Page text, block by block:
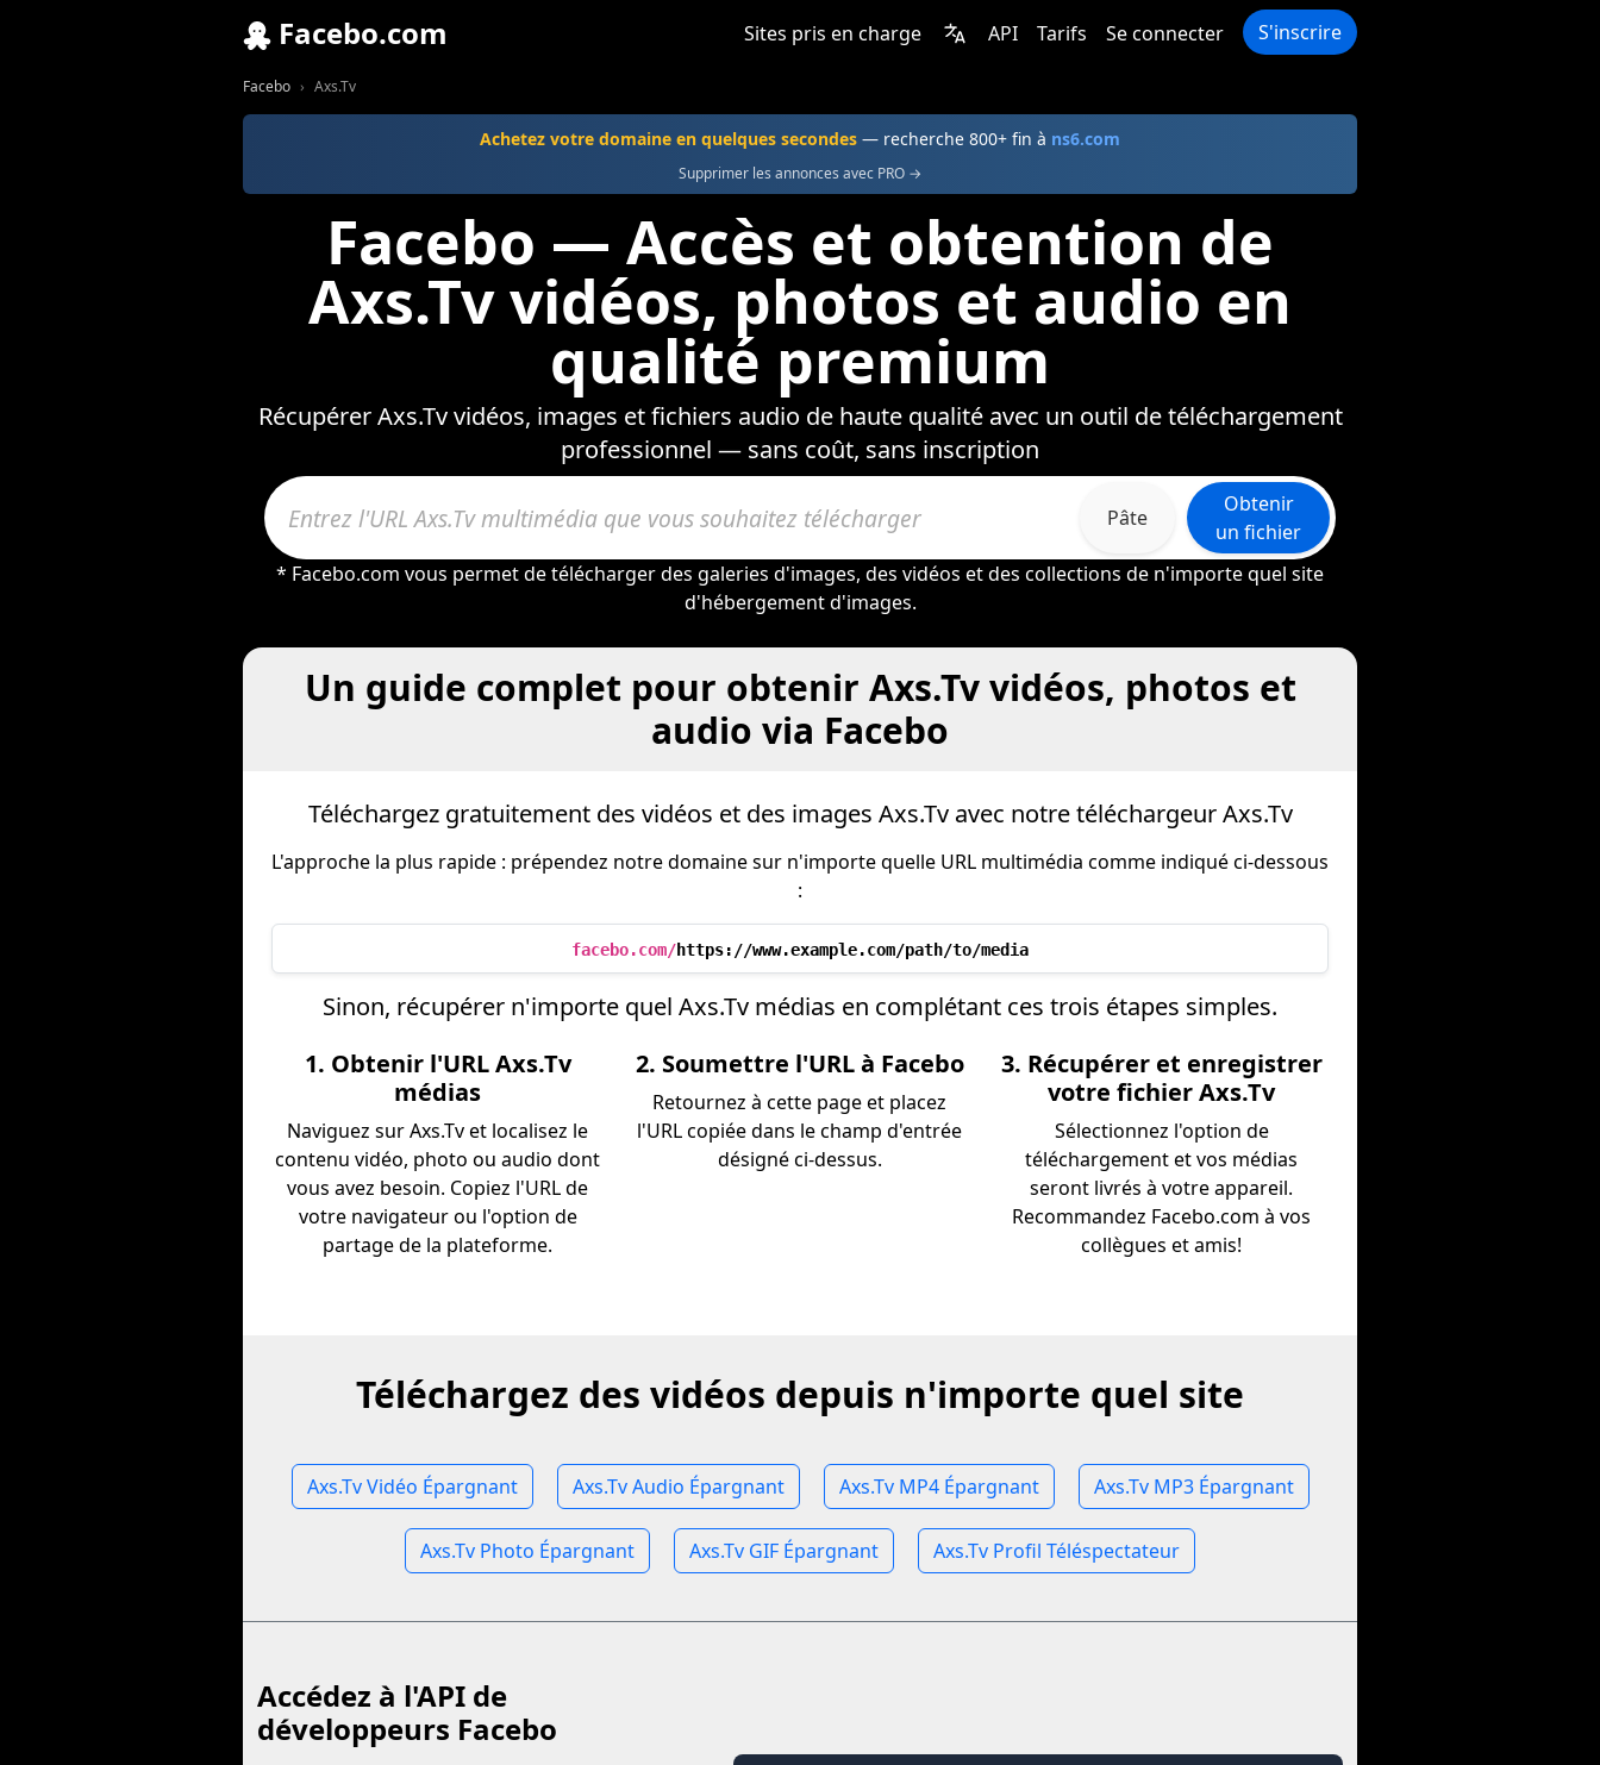
Facebo.com Sites pris en charge API Tarifs Se connecter S'inscrire
Facebo Axs.Tv
Achetez votre domaine en quelques secondes — recherche 800+ fin à ns6.com
Supprimer les annonces avec PRO →
Facebo — Accès et obtention de
Axs.Tv vidéos, photos et audio en
qualité premium
Récupérer Axs.Tv vidéos, images et fichiers audio de haute qualité avec un outil de téléchargement
professionnel — sans coût, sans inscription
Pâte
Obtenir
un fichier
* Facebo.com vous permet de télécharger des galeries d'images, des vidéos et des collections de n'importe quel site
d'hébergement d'images.
Un guide complet pour obtenir Axs.Tv vidéos, photos et
audio via Facebo
Téléchargez gratuitement des vidéos et des images Axs.Tv avec notre téléchargeur Axs.Tv
L'approche la plus rapide : prépendez notre domaine sur n'importe quelle URL multimédia comme indiqué ci-dessous
:
facebo.com/https://www.example.com/path/to/media
Sinon, récupérer n'importe quel Axs.Tv médias en complétant ces trois étapes simples.
1. Obtenir l'URL Axs.Tv
médias
Naviguez sur Axs.Tv et localisez le
contenu vidéo, photo ou audio dont
vous avez besoin. Copiez l'URL de
votre navigateur ou l'option de
partage de la plateforme.
2. Soumettre l'URL à Facebo
Retournez à cette page et placez
l'URL copiée dans le champ d'entrée
désigné ci-dessus.
3. Récupérer et enregistrer
votre fichier Axs.Tv
Sélectionnez l'option de
téléchargement et vos médias
seront livrés à votre appareil.
Recommandez Facebo.com à vos
collègues et amis!
Téléchargez des vidéos depuis n'importe quel site
Axs.Tv Vidéo Épargnant Axs.Tv Audio Épargnant Axs.Tv MP4 Épargnant Axs.Tv MP3 Épargnant
Axs.Tv Photo Épargnant Axs.Tv GIF Épargnant Axs.Tv Profil Téléspectateur
Accédez à l'API de
développeurs Facebo